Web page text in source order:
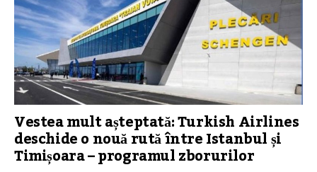
Vestea mult așteptată: Turkish Airlines
deschide o nouă rută între Istanbul și
Timișoara – programul zborurilor